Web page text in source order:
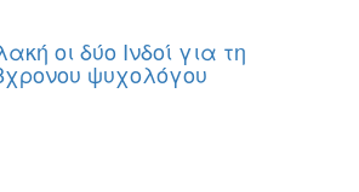
οι δύο Ινδοί για τη
ψυχολόγου